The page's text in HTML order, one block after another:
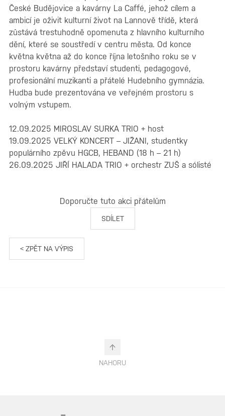
České Budějovice a kavárny La Caffé, jehož cílem a
ambicí je oživit kulturní život na Lannově třídě, která
zůstává trestuhodně opomenuta z hlavního kulturního
dění, které se soustředí v centru města. Od konce
května května až do konce října letošního roku se v
prostoru kavárny představí studenti, pedagogové,
profesionální muzikanti a přátelé Hudebního gymnázia.
Hudba bude prezentována ve veřejném prostoru s
volným vstupem.
12.09.2025 MIROSLAV SURKA TRIO + host
19.09.2025 VELKÝ KONCERT – JIŽANI, studentky
populárního zpěvu HGCB, HEBAND (18 h – 21 h)
26.09.2025 JIŘÍ HALADA TRIO + orchestr ZUŠ a sólisté
Doporučte tuto akci přátelům
SDÍLET
< ZPĚT NA VÝPIS
NAHORU